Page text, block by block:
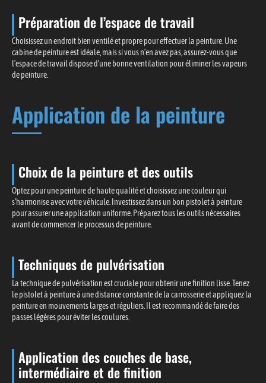
Préparation de l’espace de travail
Choisissez un endroit bien ventilé et propre pour effectuer la peinture. Une
cabine de peinture est idéale, mais si vous n’en avez pas, assurez-vous que
l’espace de travail dispose d’une bonne ventilation pour éliminer les vapeurs
de peinture.
Application de la peinture
Choix de la peinture et des outils
Optez pour une peinture de haute qualité et choisissez une couleur qui
s’harmonise avec votre véhicule. Investissez dans un bon pistolet à peinture
pour assurer une application uniforme. Préparez tous les outils nécessaires
avant de commencer le processus de peinture.
Techniques de pulvérisation
La technique de pulvérisation est cruciale pour obtenir une finition lisse. Tenez
le pistolet à peinture à une distance constante de la carrosserie et appliquez la
peinture en mouvements larges et réguliers. Il est recommandé de faire des
passes légères pour éviter les coulures.
Application des couches de base,
intermédiaire et de finition